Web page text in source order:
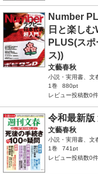
Number
日と楽し
PLUS(ス
ス))
文藝春秋
小説・実用書、文
1巻
880pt
レビュー投稿数0件
令和最新版
文藝春秋
小説・実用書、文
1巻
741pt
レビュー投稿数0件